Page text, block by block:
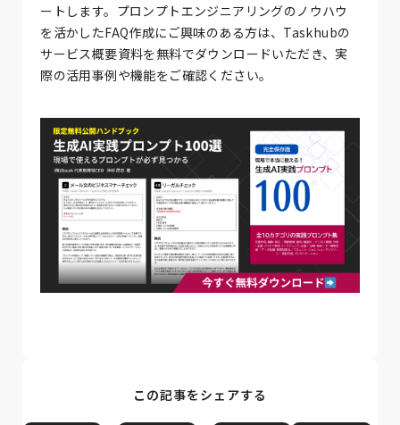
ートします。プロンプトエンジニアリングのノウハウ
を活かしたFAQ作成にご興味のある方は、Taskhubの
サービス概要資料を無料でダウンロードいただき、実
際の活用事例や機能をご確認ください。
この記事をシェアする